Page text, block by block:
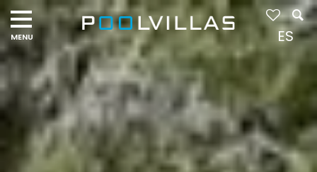
ES
Navigation
menu